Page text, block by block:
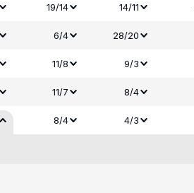
19/14 14/11
6/4 28/20
11/8 9/3
11/7 8/4
8/4 4/3